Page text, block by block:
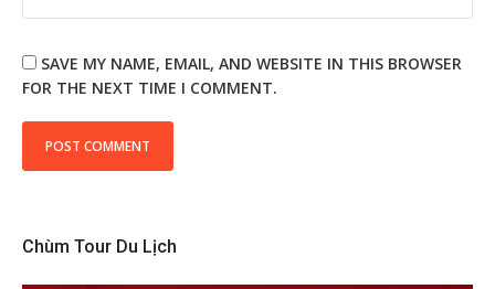
SAVE MY NAME, EMAIL, AND WEBSITE IN THIS BROWSER
FOR THE NEXT TIME I COMMENT.
Chùm Tour Du Lịch